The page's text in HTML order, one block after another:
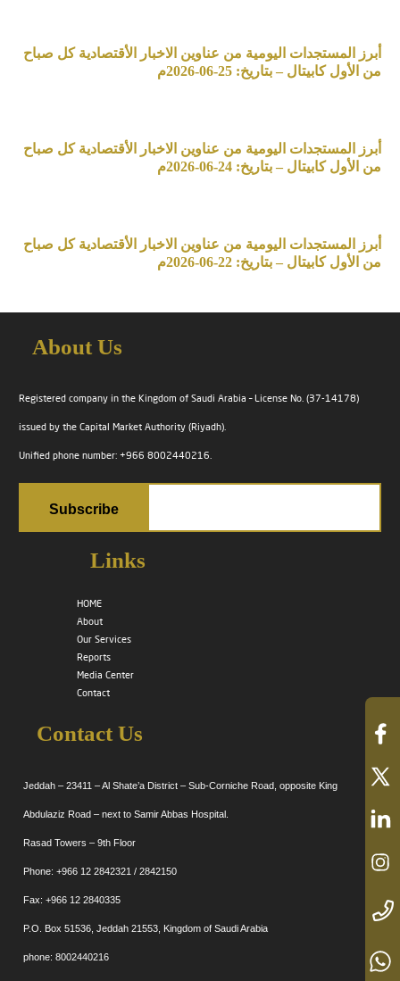
أبرز المستجدات اليومية من عناوين الاخبار الأقتصادية كل صباح
من الأول كابيتال – بتاريخ: 25-06-2026م
أبرز المستجدات اليومية من عناوين الاخبار الأقتصادية كل صباح
من الأول كابيتال – بتاريخ: 24-06-2026م
أبرز المستجدات اليومية من عناوين الاخبار الأقتصادية كل صباح
من الأول كابيتال – بتاريخ: 22-06-2026م
About Us
Registered company in the Kingdom of Saudi Arabia – License No. (37-14178)
issued by the Capital Market Authority (Riyadh).
Unified phone number: +966 8002440216.
Links
HOME
About
Our Services
Reports
Media Center
Contact
Contact Us
Jeddah – 23411 – Al Shate’a District – Sub-Corniche Road, opposite King
Abdulaziz Road – next to Samir Abbas Hospital.
Rasad Towers – 9th Floor
Phone: +966 12 2842321 / 2842150
Fax: +966 12 2840335
P.O. Box 51536, Jeddah 21553, Kingdom of Saudi Arabia
phone: 8002440216